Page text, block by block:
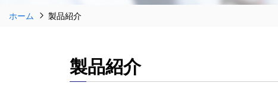
ホーム 製品紹介
製品紹介